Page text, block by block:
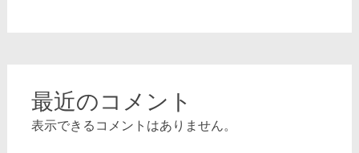
最近のコメント
表示できるコメントはありません。